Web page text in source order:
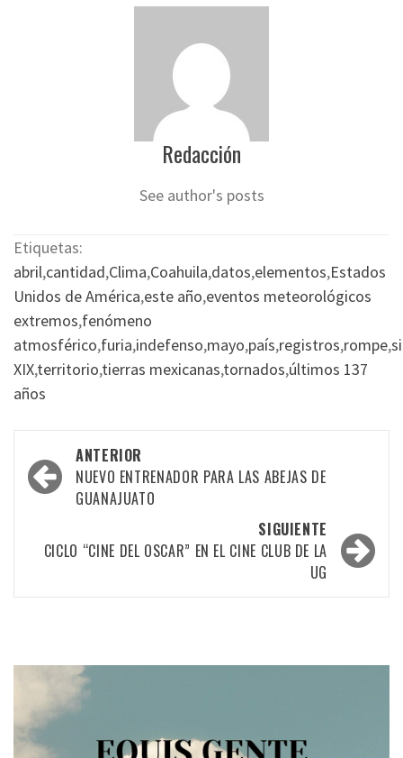
Redacción
See author's posts
Etiquetas:
abril,cantidad,Clima,Coahuila,datos,elementos,Estados
Unidos de América,este año,eventos meteorológicos
extremos,fenómeno
atmosférico,furia,indefenso,mayo,país,registros,rompe,
XIX,territorio,tierras mexicanas,tornados,últimos 137
años
Navegación
por
entradas
ANTERIOR
NUEVO ENTRENADOR PARA LAS ABEJAS DE
GUANAJUATO
SIGUIENTE
CICLO “CINE DEL OSCAR” EN EL CINE CLUB DE LA
UG